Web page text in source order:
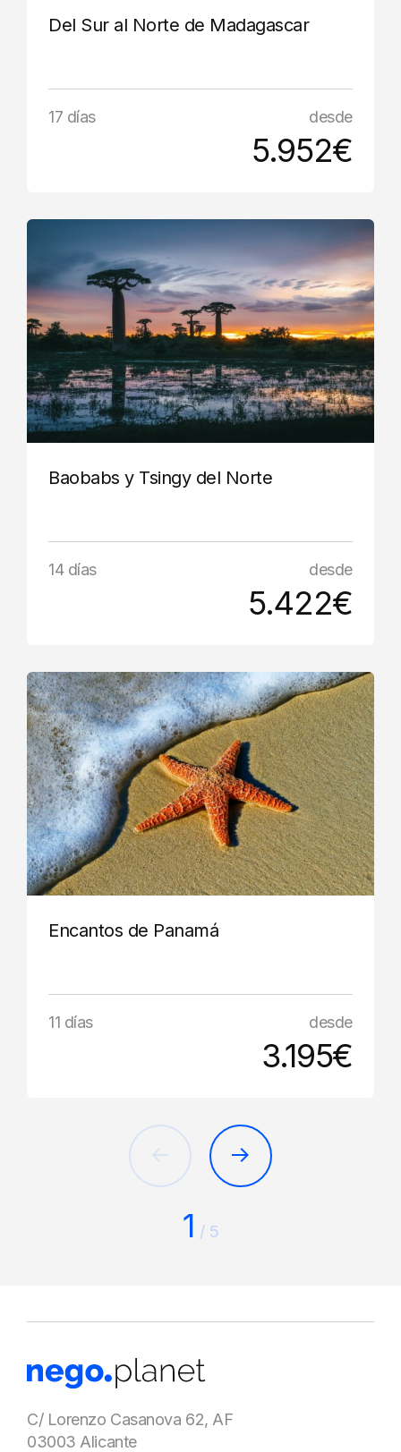
Del Sur al Norte de Madagascar
17 días desde
5.952€
Baobabs y Tsingy del Norte
14 días desde
5.422€
Encantos de Panamá
11 días desde
3.195€
1 / 5
C/ Lorenzo Casanova 62, AF
03003 Alicante